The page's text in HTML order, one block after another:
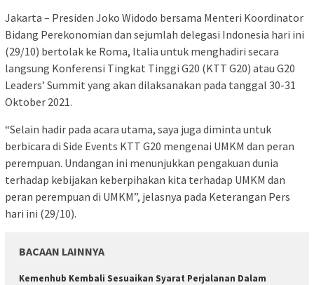
Jakarta – Presiden Joko Widodo bersama Menteri Koordinator
Bidang Perekonomian dan sejumlah delegasi Indonesia hari ini
(29/10) bertolak ke Roma, Italia untuk menghadiri secara
langsung Konferensi Tingkat Tinggi G20 (KTT G20) atau G20
Leaders’ Summit yang akan dilaksanakan pada tanggal 30-31
Oktober 2021.
“Selain hadir pada acara utama, saya juga diminta untuk
berbicara di Side Events KTT G20 mengenai UMKM dan peran
perempuan. Undangan ini menunjukkan pengakuan dunia
terhadap kebijakan keberpihakan kita terhadap UMKM dan
peran perempuan di UMKM”, jelasnya pada Keterangan Pers
hari ini (29/10).
BACAAN LAINNYA
Kemenhub Kembali Sesuaikan Syarat Perjalanan Dalam